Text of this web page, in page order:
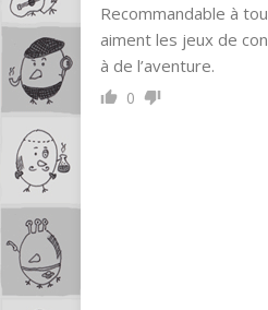
Recommandable à
aiment les jeux de
à de l’aventure.
0